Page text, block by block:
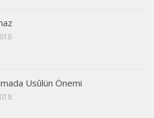
Usûlün Önemi